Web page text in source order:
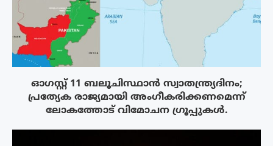
ഓഗസ്റ്റ് 11 ബലൂചിസ്ഥാൻ സ്വാതന്ത്ര്യദിനം;
പ്രത്യേക രാജ്യമായി അംഗീകരിക്കണമെന്ന്
ലോകത്തോട് വിമോചന ഗ്രൂപ്പുകൾ.